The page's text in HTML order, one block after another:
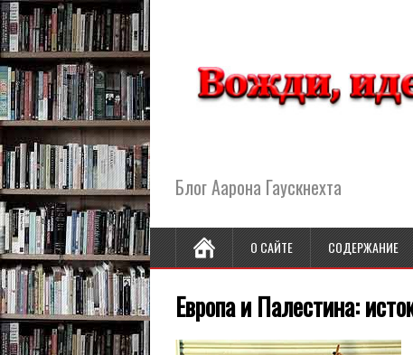
Блог Аарона Гаускнехта
О САЙТЕ СОДЕРЖАНИЕ
Европа и Палестина: